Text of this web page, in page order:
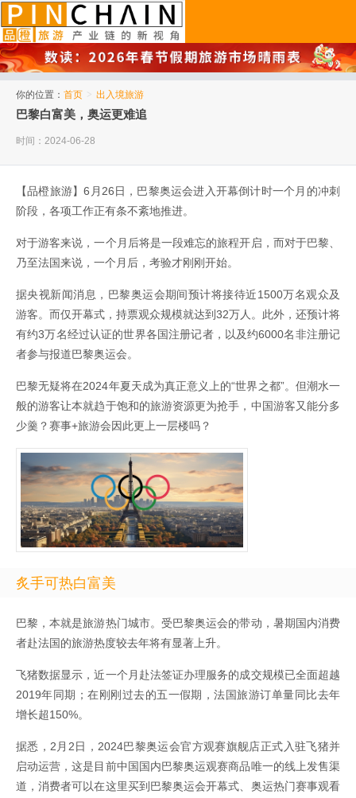
你的位置： 首页 > 出入境旅游
巴黎白富美，奥运更难追
时间：2024-06-28
【品橙旅游】6月26日，巴黎奥运会进入开幕倒计时一个月的冲刺
阶段，各项工作正有条不紊地推进。
对于游客来说，一个月后将是一段难忘的旅程开启，而对于巴黎、
乃至法国来说，一个月后，考验才刚刚开始。
据央视新闻消息，巴黎奥运会期间预计将接待近1500万名观众及
游客。而仅开幕式，持票观众规模就达到32万人。此外，还预计将
有约3万名经过认证的世界各国注册记者，以及约6000名非注册记
者参与报道巴黎奥运会。
巴黎无疑将在2024年夏天成为真正意义上的“世界之都”。但潮水一
般的游客让本就趋于饱和的旅游资源更为抢手，中国游客又能分多
少羹？赛事+旅游会因此更上一层楼吗？
炙手可热白富美
巴黎，本就是旅游热门城市。受巴黎奥运会的带动，暑期国内消费
者赴法国的旅游热度较去年将有显著上升。
飞猪数据显示，近一个月赴法签证办理服务的成交规模已全面超越
2019年同期；在刚刚过去的五一假期，法国旅游订单量同比去年
增长超150%。
据悉，2月2日，2024巴黎奥运会官方观赛旗舰店正式入驻飞猪并
启动运营，这是目前中国国内巴黎奥运观赛商品唯一的线上发售渠
道，消费者可以在这里买到巴黎奥运会开幕式、奥运热门赛事观看